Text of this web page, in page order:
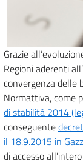
Grazie
Regioni aderenti
convergenza delle
Normattiva, come
di stabilità 2014
conseguente
il 18.9.2015 in
di accesso